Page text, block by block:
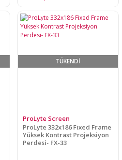
TÜKENDİ
ProLyte Screen
ProLyte 332x186 Fixed Frame
Yüksek Kontrast Projeksiyon
Perdesi- FX-33